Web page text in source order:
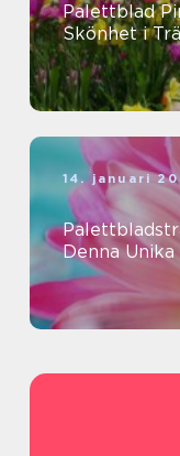
Palettblad
Skönhet i
14. januari
Denna Unika